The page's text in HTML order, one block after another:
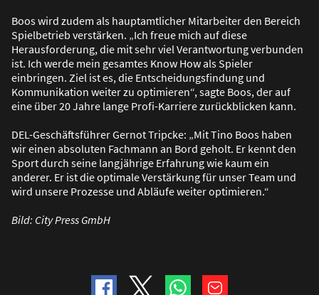
Boos wird zudem als hauptamtlicher Mitarbeiter den Bereich
Spielbetrieb verstärken. „Ich freue mich auf diese
Herausforderung, die mit sehr viel Verantwortung verbunden
ist. Ich werde mein gesamtes Know How als Spieler
einbringen. Ziel ist es, die Entscheidungsfindung und
Kommunikation weiter zu optimieren“, sagte Boos, der auf
eine über 20 Jahre lange Profi-Karriere zurückblicken kann.
DEL-Geschäftsführer Gernot Tripcke: „Mit Tino Boos haben
wir einen absoluten Fachmann an Bord geholt. Er kennt den
Sport durch seine langjährige Erfahrung wie kaum ein
anderer. Er ist die optimale Verstärkung für unser Team und
wird unsere Prozesse und Abläufe weiter optimieren.“
Bild: City Press GmbH